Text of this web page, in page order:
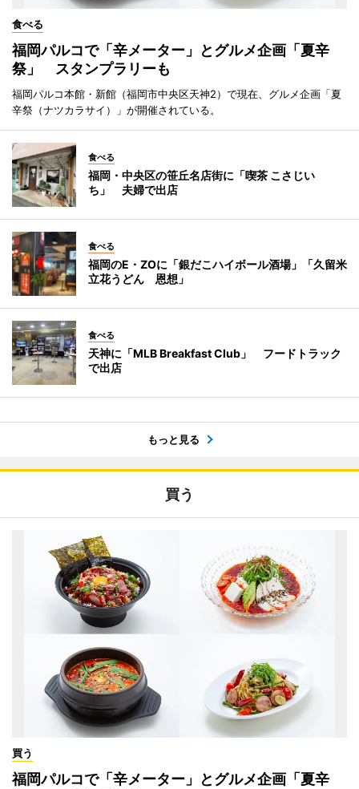
食べる
福岡パルコで「辛メーター」とグルメ企画「夏辛
祭」 スタンプラリーも
福岡パルコ本館・新館（福岡市中央区天神2）で現在、グルメ企画「夏
辛祭（ナツカラサイ）」が開催されている。
食べる
福岡・中央区の笹丘名店街に「喫茶 こさじい
ち」 夫婦で出店
食べる
福岡のE・ZOに「銀だこハイボール酒場」「久留米
立花うどん 恩想」
食べる
天神に「MLB Breakfast Club」 フードトラック
で出店
もっと見る
買う
買う
福岡パルコで「辛メーター」とグルメ企画「夏辛